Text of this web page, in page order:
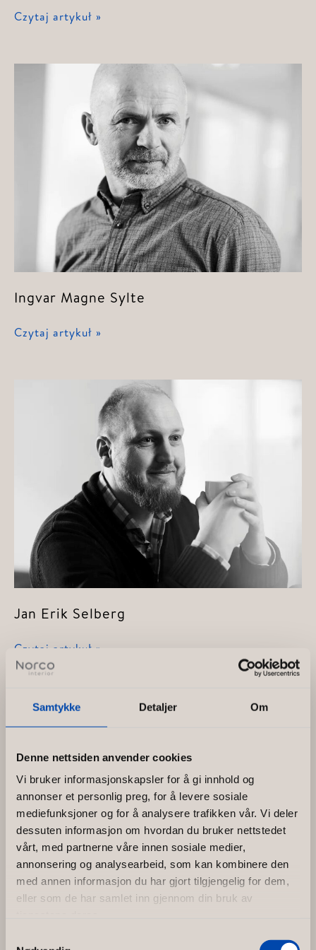
Samtykke Detaljer Om
Denne nettsiden anvender cookies
Vi bruker informasjonskapsler for å gi innhold og
annonser et personlig preg, for å levere sosiale
mediefunksjoner og for å analysere trafikken vår. Vi deler
dessuten informasjon om hvordan du bruker nettstedet
vårt, med partnerne våre innen sosiale medier,
annonsering og analysearbeid, som kan kombinere den
med annen informasjon du har gjort tilgjengelig for dem,
eller som de har samlet inn gjennom din bruk av
Evelyn
Czytaj artykuł »
Ingvar Magne Sylte
Ingvar
Czytaj artykuł »
Jan Erik Selberg
Jan
Erik
Czytaj artykuł »